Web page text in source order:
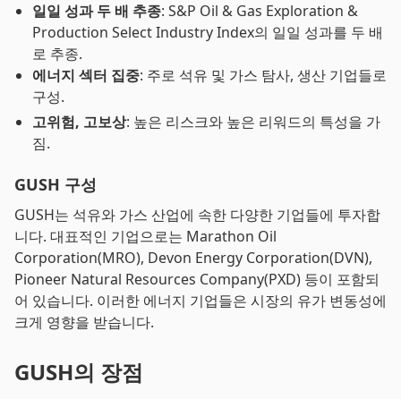
일일 성과 두 배 추종: S&P Oil & Gas Exploration &
Production Select Industry Index의 일일 성과를 두 배
로 추종.
에너지 섹터 집중: 주로 석유 및 가스 탐사, 생산 기업들로
구성.
고위험, 고보상: 높은 리스크와 높은 리워드의 특성을 가
짐.
GUSH 구성
GUSH는 석유와 가스 산업에 속한 다양한 기업들에 투자합
니다. 대표적인 기업으로는 Marathon Oil
Corporation(MRO), Devon Energy Corporation(DVN),
Pioneer Natural Resources Company(PXD) 등이 포함되
어 있습니다. 이러한 에너지 기업들은 시장의 유가 변동성에
크게 영향을 받습니다.
GUSH의 장점